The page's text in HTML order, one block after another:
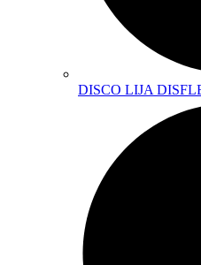
DISCO LIJA